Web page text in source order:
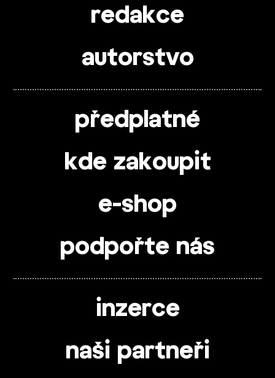
redakce
autorstvo
předplatné
kde zakoupit
e-shop
podpořte nás
inzerce
naši partneři